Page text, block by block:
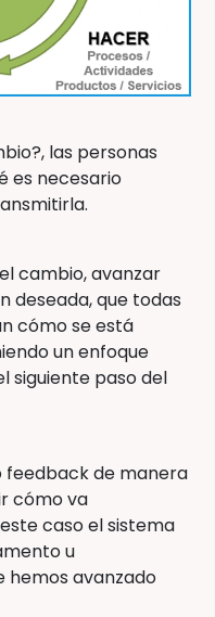
las personas
es necesario
cambio, avanzar
deseada, que todas
cómo se está
un enfoque
siguiente paso del
de manera
cómo va
caso el sistema
u
hemos avanzado